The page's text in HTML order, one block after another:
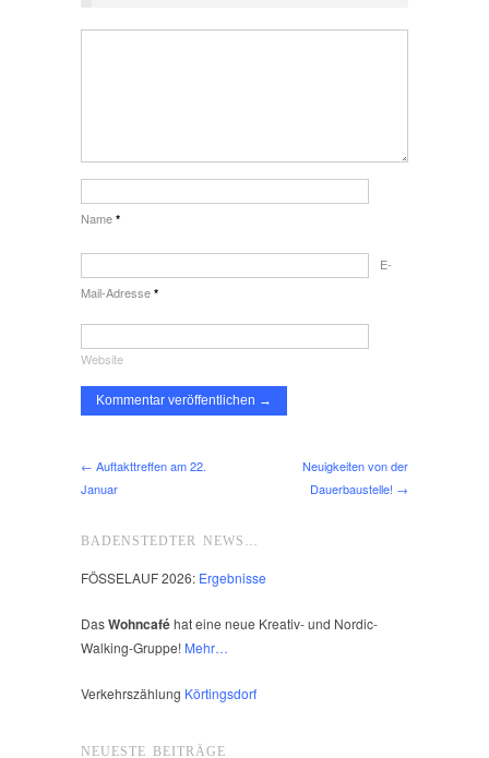
Name *
E-
Mail-Adresse *
Website
← Auftakttreffen am 22.
Januar
Neuigkeiten von der
Dauerbaustelle! →
BADENSTEDTER NEWS…
FÖSSELAUF 2026: Ergebnisse
DasWohncaféhat eine neue Kreativ- und Nordic-
Walking-Gruppe! Mehr…
Verkehrszählung Körtingsdorf
NEUESTE BEITRÄGE